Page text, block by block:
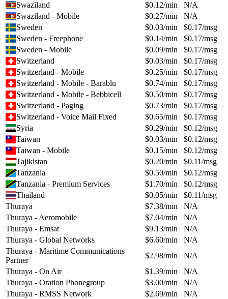
Swaziland
$0.12/min
N/A
Swaziland - Mobile
$0.27/min
N/A
Sweden
$0.03/min $0.17/msg
Sweden - Freephone
$0.14/min $0.17/msg
Sweden - Mobile
$0.09/min $0.17/msg
Switzerland
$0.03/min $0.17/msg
Switzerland - Mobile
$0.25/min $0.17/msg
Switzerland - Mobile - Barablu
$0.74/min $0.17/msg
Switzerland - Mobile - Bebbicell
$0.50/min $0.17/msg
Switzerland - Paging
$0.73/min $0.17/msg
Switzerland - Voice Mail Fixed
$0.65/min $0.17/msg
Syria
$0.29/min $0.12/msg
Taiwan
$0.03/min $0.12/msg
Taiwan - Mobile
$0.15/min $0.12/msg
Tajikistan
$0.20/min $0.11/msg
Tanzania
$0.50/min $0.12/msg
Tanzania - Premium Services
$1.70/min $0.12/msg
Thailand
$0.05/min $0.11/msg
Thuraya
$7.38/min
N/A
Thuraya - Aeromobile
$7.04/min
N/A
Thuraya - Emsat
$9.13/min
N/A
Thuraya - Global Networks
$6.60/min
N/A
Thuraya - Maritime Communications
Partner
$2.98/min
N/A
Thuraya - On Air
$1.39/min
N/A
Thuraya - Oration Phonegroup
$3.00/min
N/A
Thuraya - RMSS Network
$2.69/min
N/A